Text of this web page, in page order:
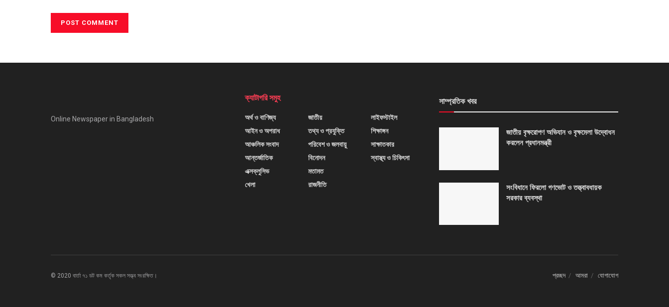
Online Newspaper in Bangladesh
ক্যাটাগরি সমুহ
অর্থ ও বাণিজ্য
আইন ও অপরাধ
আঞ্চলিক সংবাদ
আন্তর্জাতিক
এক্সক্লুসিভ
খেলা
জাতীয়
তথ্য ও প্রযুক্তি
পরিবেশ ও জলবায়ু
বিনোদন
মতামত
রাজনীতি
লাইফস্টাইল
শিক্ষাঙ্গন
সাক্ষাতকার
স্বাস্থ্য ও চিকিৎসা
সাম্প্রতিক খবর
জাতীয় বৃক্ষরোপণ অভিযান ও বৃক্ষমেলা উদ্বোধন
করলেন প্রধানমন্ত্রী
সংবিধানে ফিরলো গণভোট ও তত্ত্বাবধায়ক
সরকার ব্যবস্থা
প্রচ্ছদ আমরা যোগাযোগ
© 2020 বার্তা ৭১ ডট কম কর্তৃক সকল সত্ত্ব সংরক্ষিত।